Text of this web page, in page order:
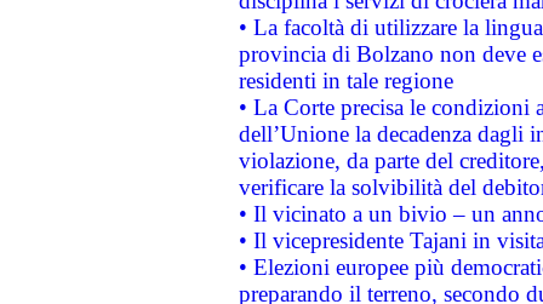
• La facoltà di utilizzare la
provincia di Bolzano non deve
residenti in tale regione
• La Corte precisa le
dell’Unione la decadenza dagli
violazione, da parte del
verificare la solvibilità del
• Il vicinato a un bivio – un
• Il vicepresidente Tajani in
• Elezioni europee più
preparando il terreno, secondo